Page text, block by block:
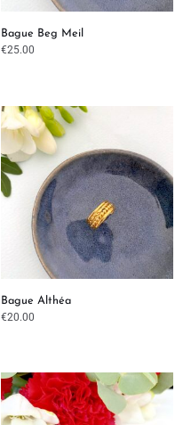
Bague Beg Meil
€25.00
Bague Althéa
€20.00